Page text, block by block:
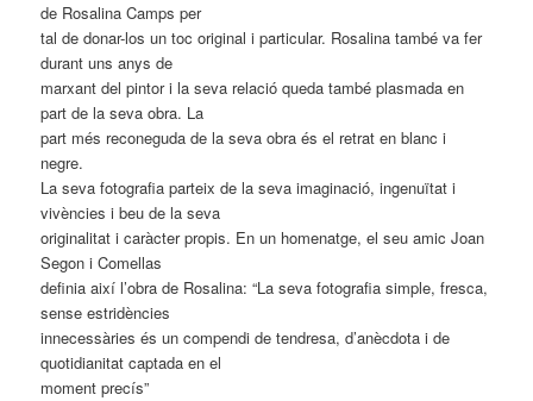
de Rosalina Camps per
tal de donar-los un toc original i particular. Rosalina també va fer
durant uns anys de
marxant del pintor i la seva relació queda també plasmada en
part de la seva obra. La
part més reconeguda de la seva obra és el retrat en blanc i
negre.
La seva fotografia parteix de la seva imaginació, ingenuïtat i
vivències i beu de la seva
originalitat i caràcter propis. En un homenatge, el seu amic Joan
Segon i Comellas
definia així l’obra de Rosalina: “La seva fotografia simple, fresca,
sense estridències
innecessàries és un compendi de tendresa, d’anècdota i de
quotidianitat captada en el
moment precís”